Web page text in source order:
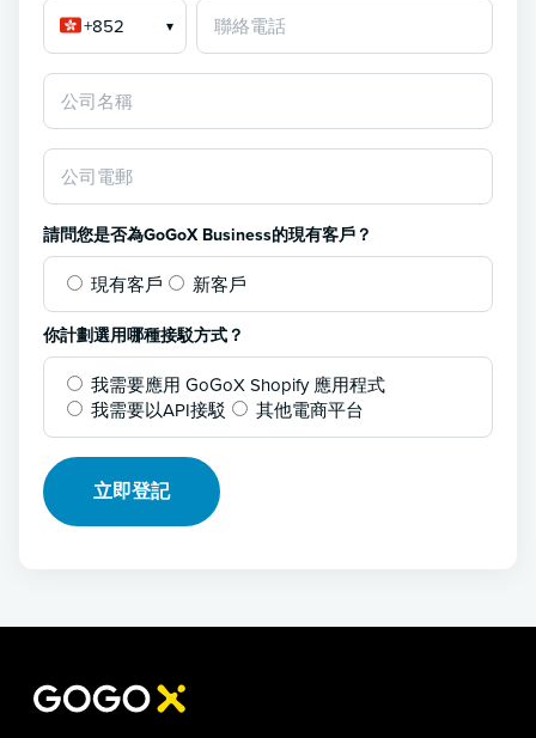
+852 ▾
請問您是否為GoGoX Business的現有客戶？
現有客戶 新客戶
你計劃選用哪種接駁方式？
我需要應用 GoGoX Shopify 應用程式
我需要以API接駁
其他電商平台